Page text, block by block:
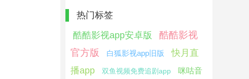
热门标签
酷酷影视app安卓版
酷酷影视
官方版
白狐影视app旧版
快月直
播app
双鱼视频免费追剧app 咪咕音